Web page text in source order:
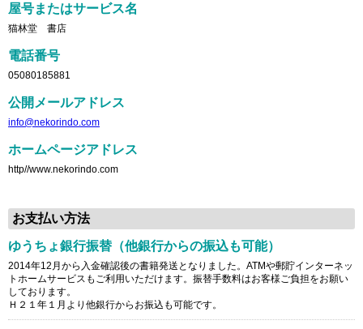
屋号またはサービス名
猫林堂 書店
電話番号
05080185881
公開メールアドレス
info@nekorindo.com
ホームページアドレス
http//www.nekorindo.com
お支払い方法
ゆうちょ銀行振替（他銀行からの振込も可能）
2014年12月から入金確認後の書籍発送となりました。ATMや郵貯インターネッ
トホームサービスもご利用いただけます。振替手数料はお客様ご負担をお願い
しております。
Ｈ２１年１月より他銀行からお振込も可能です。